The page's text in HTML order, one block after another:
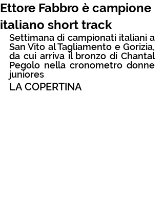
Ettore Fabbro è campione
italiano short track
Settimana di campionati italiani a
San Vito al Tagliamento e Gorizia,
da cui arriva il bronzo di Chantal
Pegolo nella cronometro donne
juniores
LA COPERTINA